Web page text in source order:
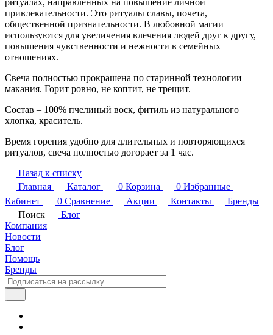
привлекательности. Это ритуалы славы, почета,
общественной признательности. В любовной магии
используются для увеличения влечения людей друг к другу,
повышения чувственности и нежности в семейных
отношениях.
Свеча полностью прокрашена по старинной технологии
макания. Горит ровно, не коптит, не трещит.
Состав – 100% пчелиный воск, фитиль из натурального
хлопка, краситель.
Время горения удобно для длительных и повторяющихся
ритуалов, свеча полностью догорает за 1 час.
Назад к списку
Главная
Каталог 0 Корзина 0 Избранные
Кабинет
0 Сравнение Акции Контакты
Бренды
Поиск
Блог
Компания
Новости
Блог
Помощь
Бренды